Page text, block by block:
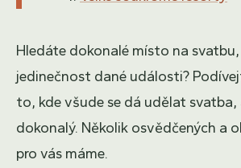
Hledáte dokonalé místo na
jedinečnost dané události?
to, kde všude se dá udělat svatba,
dokonalý. Několik osvědčených a
pro vás máme.